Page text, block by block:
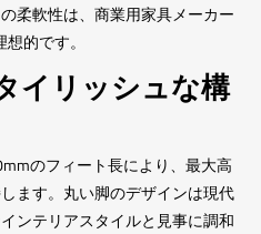
柔軟性は、商業用家具メーカー
的です。
イリッシュな構
のフィート長により、最大高
ます。丸い脚のデザインは現代
ンテリアスタイルと見事に調和